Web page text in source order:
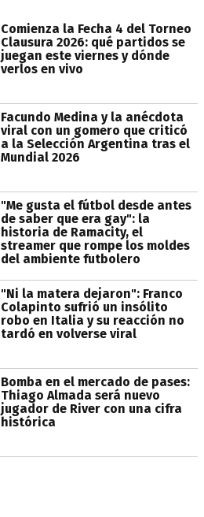
Comienza la Fecha 4 del Torneo
Clausura 2026: qué partidos se
juegan este viernes y dónde
verlos en vivo
Facundo Medina y la anécdota
viral con un gomero que criticó
a la Selección Argentina tras el
Mundial 2026
"Me gusta el fútbol desde antes
de saber que era gay": la
historia de Ramacity, el
streamer que rompe los moldes
del ambiente futbolero
"Ni la matera dejaron": Franco
Colapinto sufrió un insólito
robo en Italia y su reacción no
tardó en volverse viral
Bomba en el mercado de pases:
Thiago Almada será nuevo
jugador de River con una cifra
histórica